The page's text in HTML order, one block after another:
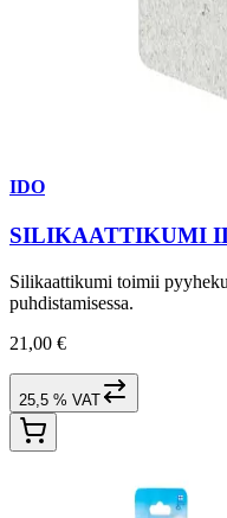
IDO
SILIKAATTIKUMI
Silikaattikumi toimii
puhdistamisessa.
21,00 €
25,5 % VAT